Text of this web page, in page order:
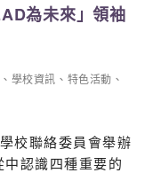
為未來」領袖
、 學校資訊 、 特色活動 、
校聯絡委員會舉辦
認識四種重要的